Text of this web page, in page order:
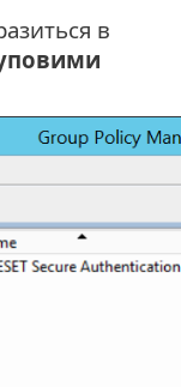
в